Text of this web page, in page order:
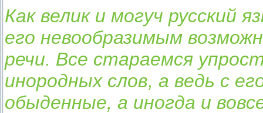
Как велик и могуч русский
его невообразимым
речи. Все стараемся
инородных слов, а ведь с
обыденные, а иногда и